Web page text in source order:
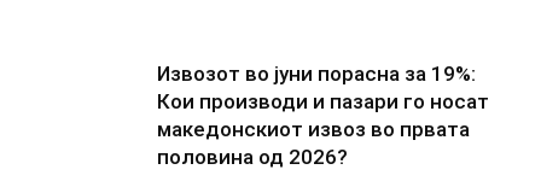
Извозот во јуни порасна за 19%:
Кои производи и пазари го носат
македонскиот извоз во првата
половина од 2026?